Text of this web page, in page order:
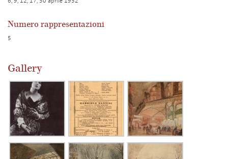
Numero rappresentazioni
5
Gallery